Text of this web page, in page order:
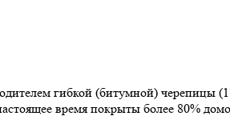
гибкой (битумной) черепицы
время покрыты более 80%